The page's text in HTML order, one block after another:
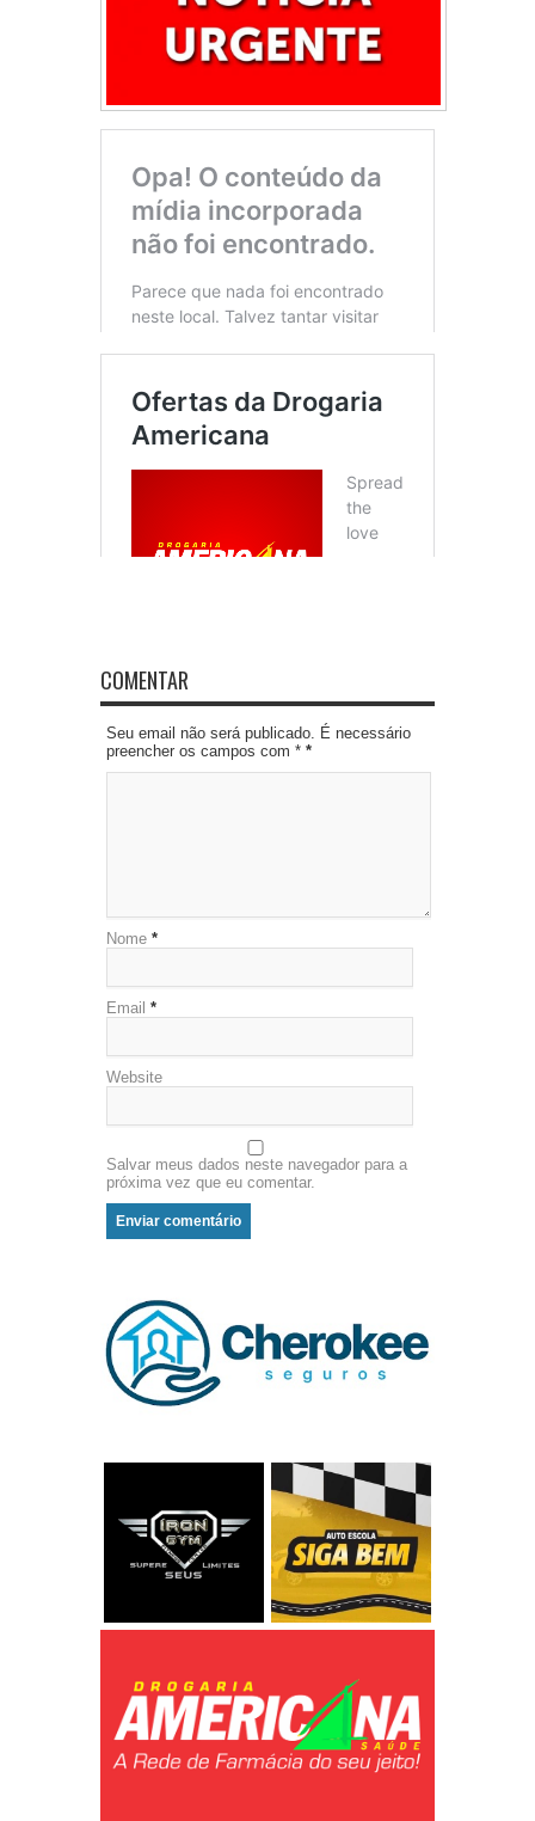
COMENTAR
Seu email não será publicado. É necessário
preencher os campos com * *
Nome *
Email *
Website
Salvar meus dados neste navegador para a
próxima vez que eu comentar.